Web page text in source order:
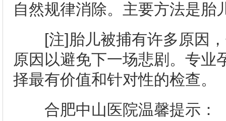
自然规律消除。主要方法是胎
[注]胎儿被捕有许多原因，
原因以避免下一场悲剧。专业
择最有价值和针对性的检查。
合肥中山医院温馨提示：